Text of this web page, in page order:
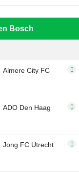
Bosch
Almere City FC
ADO Den Haag
Jong FC Utrecht